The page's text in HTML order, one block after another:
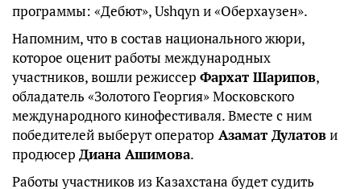
программы: «Дебют», Ushqyn и «Оберхаузен».
Напомним, что в состав национального жюри,
которое оценит работы международных
участников, вошли режиссер Фархат Шарипов,
обладатель «Золотого Георгия» Московского
международного кинофестиваля. Вместе с ним
победителей выберут оператор Азамат Дулатови
продюсер Диана Ашимова.
Работы участников из Казахстана будет судить